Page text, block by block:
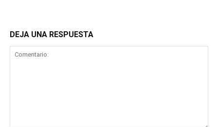
DEJA UNA RESPUESTA